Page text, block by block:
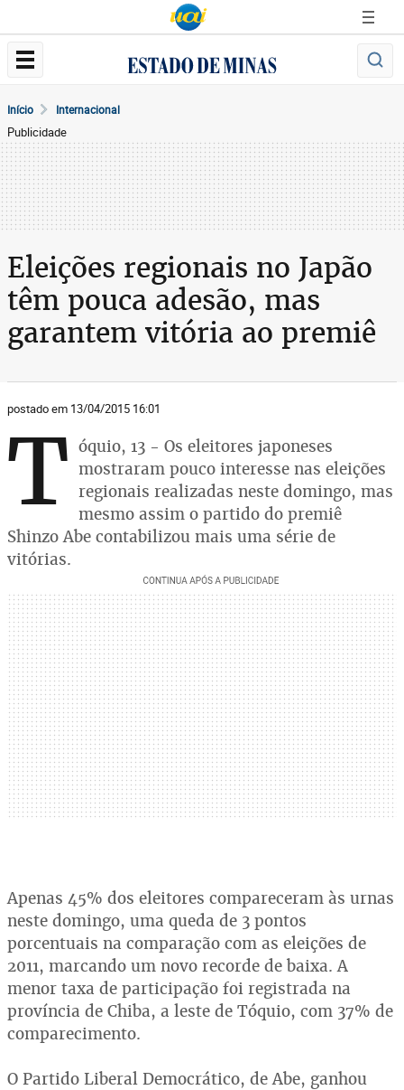
Início Internacional
Publicidade
Eleições regionais no Japão
têm pouca adesão, mas
garantem vitória ao premiê
postado em 13/04/2015 16:01
T óquio, 13 - Os eleitores japoneses
mostraram pouco interesse nas eleições
regionais realizadas neste domingo, mas
mesmo assim o partido do premiê
Shinzo Abe contabilizou mais uma série de
vitórias.
Apenas 45% dos eleitores compareceram às urnas
neste domingo, uma queda de 3 pontos
porcentuais na comparação com as eleições de
2011, marcando um novo recorde de baixa. A
menor taxa de participação foi registrada na
província de Chiba, a leste de Tóquio, com 37% de
comparecimento.
O Partido Liberal Democrático, de Abe, ganhou